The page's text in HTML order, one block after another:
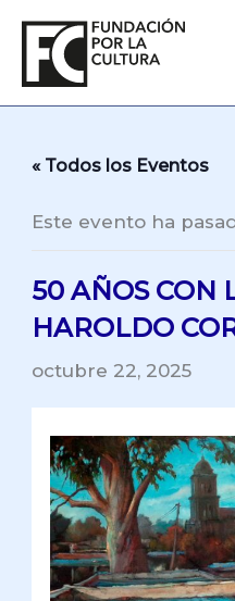
contenido
« Todos los Eventos
Este evento ha
50 AÑOS CON
HAROLDO
octubre 22, 2025